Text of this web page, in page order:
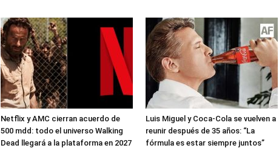
Netflix y AMC cierran acuerdo de
500 mdd: todo el universo Walking
Dead llegará a la plataforma en 2027
Luis Miguel y Coca-Cola se vuelven a
reunir después de 35 años: “La
fórmula es estar siempre juntos”